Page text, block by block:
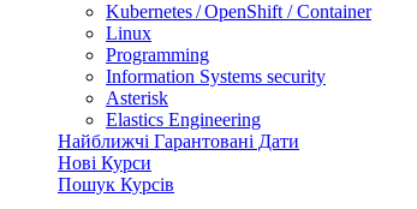
Kubernetes / OpenShift / Container
Linux
Programming
Information Systems security
Asterisk
Elastics Engineering
Найближчі Гарантовані Дати
Нові Курси
Пошук Курсів